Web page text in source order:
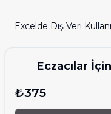
Excelde Dış Veri
Eczacılar
₺375